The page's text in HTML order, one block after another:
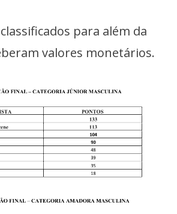
para além da
valores monetários.